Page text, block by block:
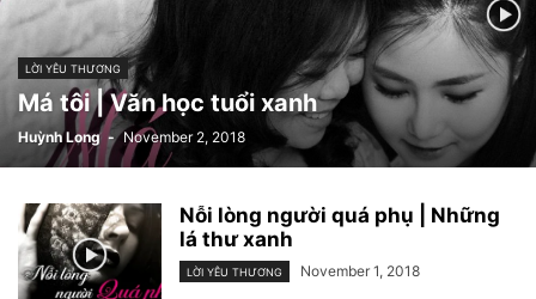
LỜI YÊU THƯƠNG
Má tôi | Văn học tuổi xanh
Huỳnh Long - November 2, 2018
Nỗi lòng người quá phụ | Những
lá thư xanh
LỜI YÊU THƯƠNG November 1, 2018